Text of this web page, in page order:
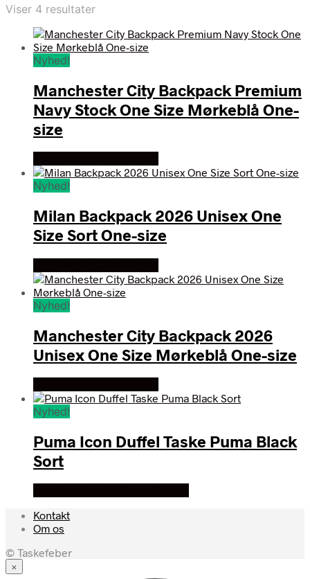
Viser 4 resultaterSorteret
pris:
høj
Nyhed!
Manchester City Backpack Premium
Navy Stock One Size Mørkeblå One-
size
Nyhed!
Milan Backpack 2026 Unisex One
Size Sort One-size
Nyhed!
Manchester City Backpack 2026
Unisex One Size Mørkeblå One-size
Nyhed!
Puma Icon Duffel Taske Puma Black
Sort
Kontakt
Om os
© Taskefeber
×